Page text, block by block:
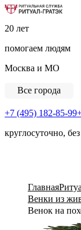
20 лет
помогаем людям
Москва и МО
Все города
+7 (495) 182-85-99
круглосуточно,
Главная
Венки из
Венок на